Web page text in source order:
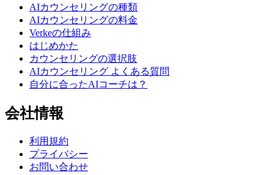
AIカウンセリングの種類
AIカウンセリングの料金
Verkeの仕組み
はじめかた
カウンセリングの選択肢
AIカウンセリング よくある質問
自分に合ったAIコーチは？
会社情報
利用規約
プライバシー
お問い合わせ